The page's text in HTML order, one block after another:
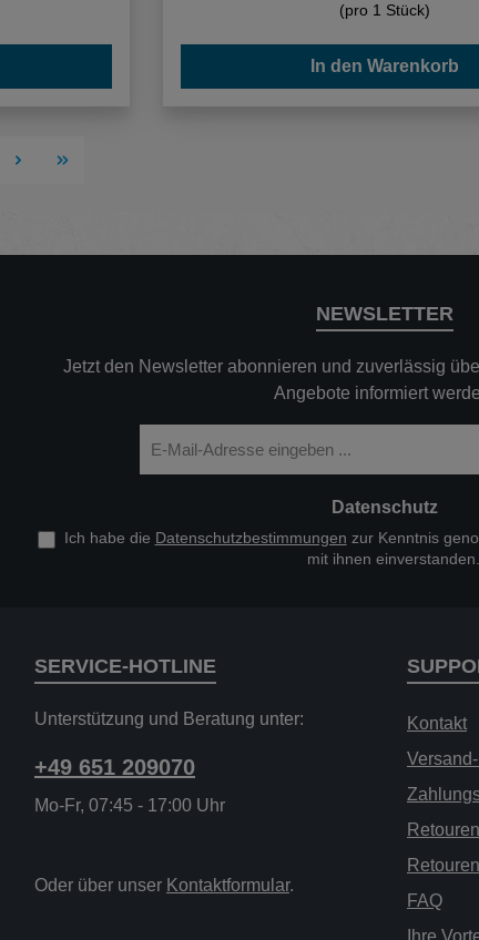
(pro 1 Stück)
In den Warenkorb
NEWSLETTER
Jetzt den Newsletter abonnieren und zuverlässig
Angebote informiert
Mail-
Adresse
Datenschutz
Ich habe die Datenschutzbestimmungen zur Kenntnis
mit ihnen einverstanden.
SERVICE-HOTLINE
Unterstützung und Beratung unter:
+49 651 209070
Mo-Fr, 07:45 - 17:00 Uhr
Oder über unser Kontaktformular.
Kontakt
FAQ
Ihre